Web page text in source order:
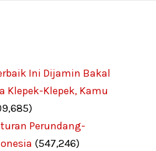
Ini Dijamin Bakal
Klepek-Klepek, Kamu
Perundang-
(547,246)